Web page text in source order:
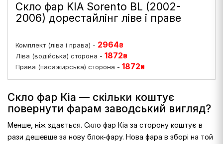
Скло фар KIA Sorento BL (2002-
2006) дорестайлінг ліве і праве
Комплект (ліва і права) - 2964₴
Ліва (водійська) сторона - 1872₴
Права (пасажирська) сторона - 1872₴
Скло фар Кіа — скільки коштує
повернути фарам заводський вигляд?
Менше, ніж здається. Скло фар Кіа за сторону коштує в
рази дешевше за нову блок-фару. Нова фара в зборі на той